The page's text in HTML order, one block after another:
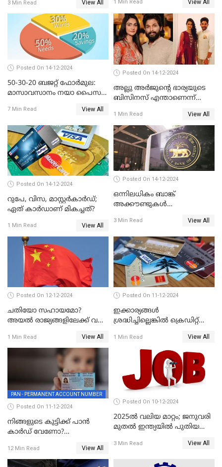
ദിനങ്ങൾ
3 Min Read View All 1 Min Read View All
Posted On 14-12-2024
50-30-20 ബജറ്റ് ഫോർമുല:
മാസാവസാനം നയാ പൈസ
7 Min Read View All
Posted On 14-12-2024
അല്ലു അർജുൻ്റെ ഭാര്യയുടെ
ബിസിനസ് എന്താണെന്ന്
1 Min Read View All
Posted On 14-12-2024
റുപേ, വിസ, മാസ്റ്റർകാർഡ്;
ഏത് കാർഡാണ് മികച്ചത്?
1 Min Read View All
Posted On 14-12-2024
ഒന്നിലധികം ബാങ്ക്
അക്കൗണ്ടുകൾ
ബി ഐ പറയുന്നത് എന്താണ്?
3 Min Read View All
Posted On 12-12-2024
ചതിയോ സഹായമോ?
അയൽ രാജ്യങ്ങളിലേക്ക് വൻ
ചൈന
1 Min Read View All
Posted On 11-12-2024
ഇക്കാര്യങ്ങൾ
ശ്രദ്ധിച്ചില്ലെങ്കിൽ ക്രെഡിറ്റ്
1 Min Read View All
PAN - PERMANENT ACCOUNT NUMBER
Posted On 11-12-2024
നിങ്ങളുടെ കുട്ടിക്ക് പാൻ
കാർഡ് വേണോ?
എങ്ങനെയാണെന്ന് നോക്കാം
12 Min Read View All
Posted On 10-12-2024
2025ൽ വലിയ മാറ്റം; ജനുവരി
മുതൽ ഇന്ത്യയിൽ പുതിയ
3 Min Read View All